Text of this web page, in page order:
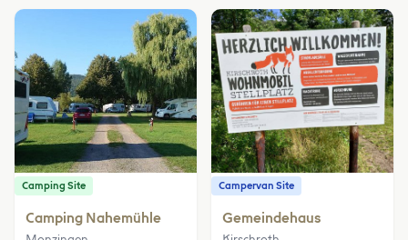
Camping Site
Camping Nahemühle
Campervan Site
Gemeindehaus